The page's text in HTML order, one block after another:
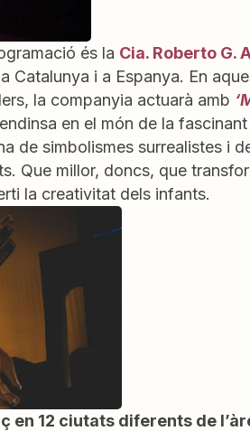
és la Cia. Roberto G.
Catalunya i a Espanya. En
la companyia actuarà amb
en el món de la
de simbolismes surrealistes i
Que millor, doncs, que
la creativitat dels infants.
en 12 ciutats diferents de